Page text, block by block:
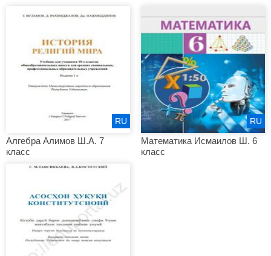
Алгебра Алимов Ш.А. 7
класс
RU
Математика Исмаилов Ш. 6
класс
RU